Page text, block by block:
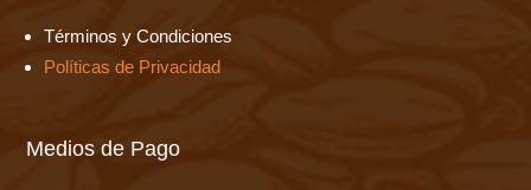
Términos y Condiciones
Políticas de Privacidad
Medios de Pago